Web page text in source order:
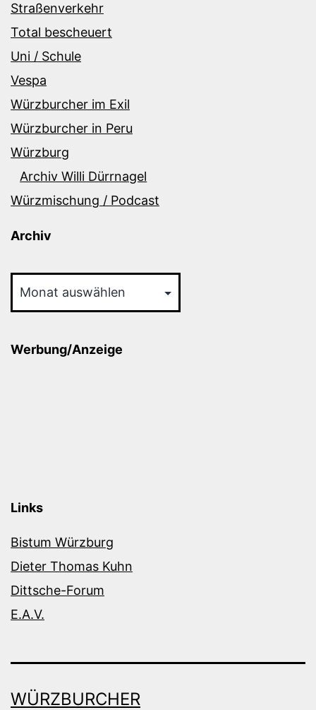
Straßenverkehr
Total bescheuert
Uni / Schule
Vespa
Würzburcher im Exil
Würzburcher in Peru
Würzburg
Archiv Willi Dürrnagel
Würzmischung / Podcast
Archiv
Werbung/Anzeige
Links
Bistum Würzburg
Dieter Thomas Kuhn
Dittsche-Forum
E.A.V.
WÜRZBURCHER